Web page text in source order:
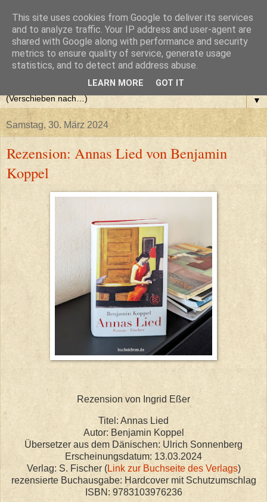
▼
Samstag, 30. März 2024
Rezension: Annas Lied von Benjamin
Koppel
Rezension von Ingrid Eßer
Titel: Annas Lied
Autor: Benjamin Koppel
Übersetzer aus dem Dänischen: Ulrich Sonnenberg
Erscheinungsdatum: 13.03.2024
Verlag: S. Fischer (Link zur Buchseite des Verlags)
rezensierte Buchausgabe: Hardcover mit Schutzumschlag
ISBN: 9783103976236
This site uses cookies from Google to deliver its services
and to analyze traffic. Your IP address and user-agent are
shared with Google along with performance and security
metrics to ensure quality of service, generate usage
statistics, and to detect and address abuse.
LEARN MORE GOT IT